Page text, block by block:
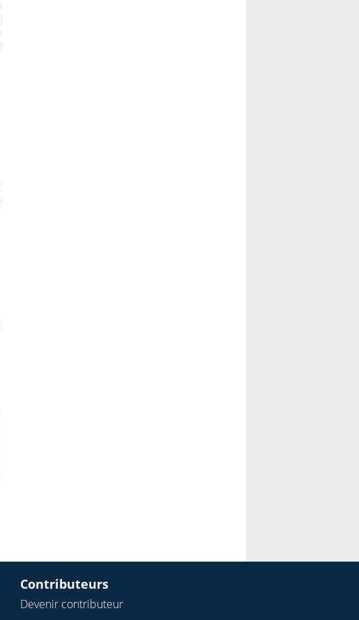
Contributeurs
Devenir contributeur